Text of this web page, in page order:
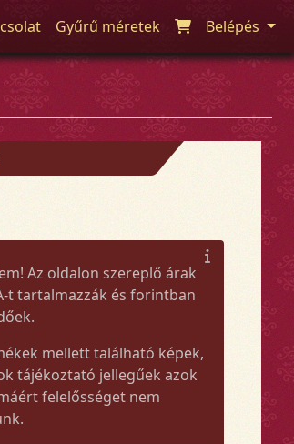
Gyűrű méretek Belépés
Az oldalon szereplő árak
t tartalmazzák és forintban
mellett található képek,
tájékoztató jellegűek azok
felelősséget nem